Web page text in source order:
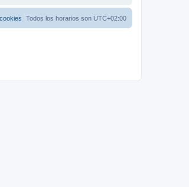
Todos los horarios son UTC+02:00